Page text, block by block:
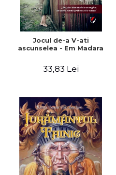
Jocul de-a V-ati
ascunselea - Em Madara
33,83 Lei